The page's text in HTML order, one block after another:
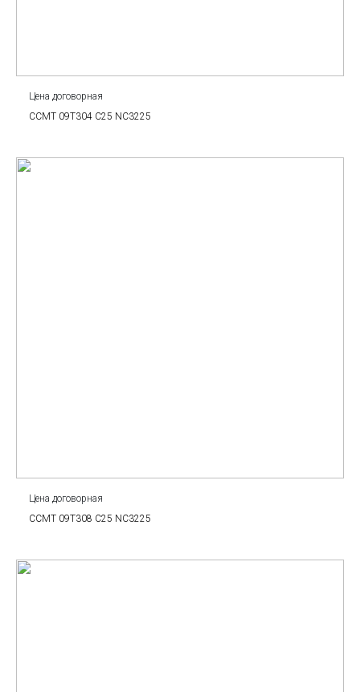
Цена договорная
CCMT 09T304 C25 NC3225
Цена договорная
CCMT 09T308 C25 NC3225